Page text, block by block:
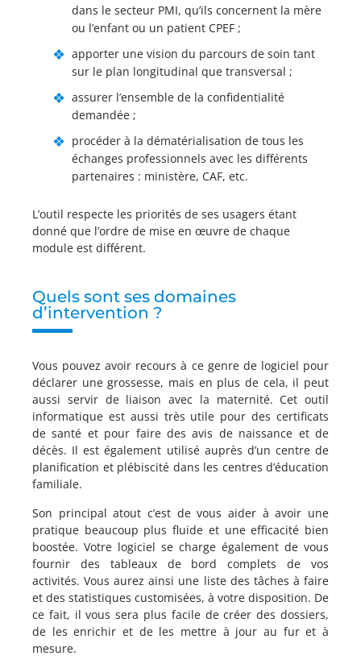
dans le secteur PMI, qu’ils concernent la mère
ou l’enfant ou un patient CPEF ;
apporter une vision du parcours de soin tant
sur le plan longitudinal que transversal ;
assurer l’ensemble de la confidentialité
demandée ;
procéder à la dématérialisation de tous les
échanges professionnels avec les différents
partenaires : ministère, CAF, etc.
L’outil respecte les priorités de ses usagers étant
donné que l’ordre de mise en œuvre de chaque
module est différent.
Quels sont ses domaines
d’intervention ?
Vous pouvez avoir recours à ce genre de logiciel pour
déclarer une grossesse, mais en plus de cela, il peut
aussi servir de liaison avec la maternité. Cet outil
informatique est aussi très utile pour des certificats
de santé et pour faire des avis de naissance et de
décès. Il est également utilisé auprès d’un centre de
planification et plébiscité dans les centres d’éducation
familiale.
Son principal atout c’est de vous aider à avoir une
pratique beaucoup plus fluide et une efficacité bien
boostée. Votre logiciel se charge également de vous
fournir des tableaux de bord complets de vos
activités. Vous aurez ainsi une liste des tâches à faire
et des statistiques customisées, à votre disposition. De
ce fait, il vous sera plus facile de créer des dossiers,
de les enrichir et de les mettre à jour au fur et à
mesure.